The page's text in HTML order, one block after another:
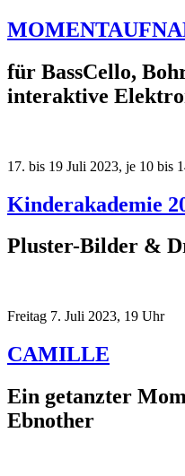
für BassCello,
interaktive
17. bis 19 Juli 2023, je 10 bis
Kinderakademie
Pluster-Bilder &
Freitag 7. Juli 2023, 19 Uhr
CAMILLE
Ein getanzter
Ebnother